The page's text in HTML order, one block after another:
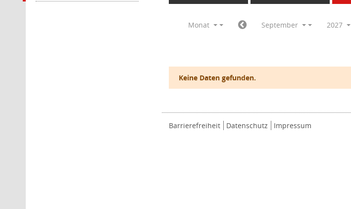
Monat September 2027
Keine Daten gefunden.
Barrierefreiheit Datenschutz Impressum